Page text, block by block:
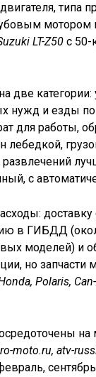
типа
мотором
LT-Z50 с
категории:
нужд и езды
для работы,
лебедкой,
с
доставку
в ГИБДД
моделей) и
но запчасти
Polaris,
на
moto.ru, atv-